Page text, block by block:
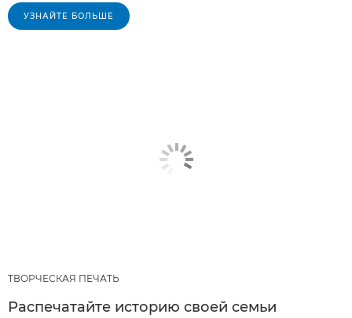
УЗНАЙТЕ БОЛЬШЕ
ТВОРЧЕСКАЯ ПЕЧАТЬ
Распечатайте историю своей семьи